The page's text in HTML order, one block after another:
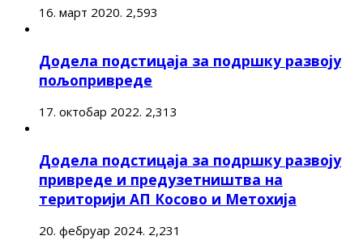
16. март 2020. 2,593
Додела подстицаја за подршку развоју
пољопривреде
17. октобар 2022. 2,313
Додела подстицаја за подршку развоју
привреде и предузетништва на
територији АП Косово и Метохија
20. фебруар 2024. 2,231